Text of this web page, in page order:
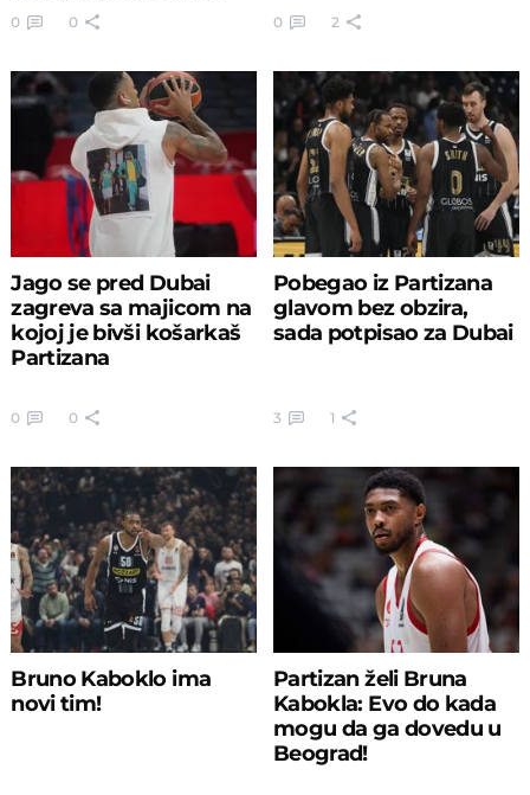
0 0 0 2
Jago se pred Dubai
zagreva sa majicom na
kojoj je bivši košarkaš
Partizana
0 0
Pobegao iz Partizana
glavom bez obzira,
sada potpisao za Dubai
3 1
Bruno Kaboklo ima
novi tim!
Partizan želi Bruna
Kabokla: Evo do kada
mogu da ga dovedu u
Beograd!